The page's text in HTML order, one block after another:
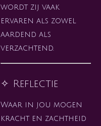
wordt zij vaak
ervaren als zowel
aardend als
verzachtend.
✧ Reflectie
Waar in jou mogen
kracht en zachtheid